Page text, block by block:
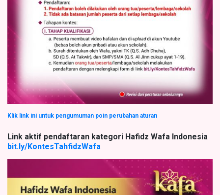
Klik link ini untuk pengumuman poin perubahan aturan
Link aktif pendaftaran kategori Hafidz Wafa Indonesia
bit.ly/KontesTahfidzWafa